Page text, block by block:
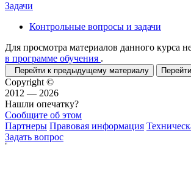
Задачи
Контрольные вопросы и задачи
Для просмотра материалов данного курса
в программе обучения .
Перейти к предыдущему материалу
Copyright ©
2012 — 2026
Нашли опечатку?
Сообщите об этом
Партнеры Правовая информация
Задать вопрос